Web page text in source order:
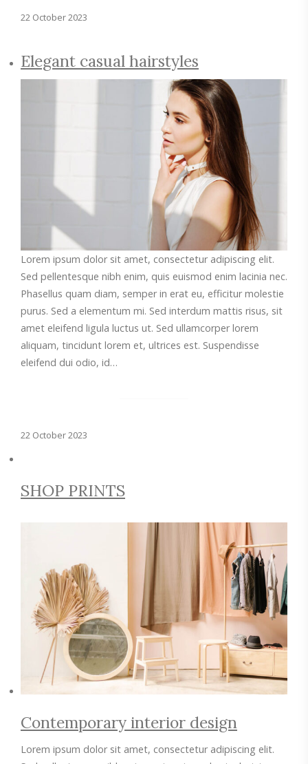
22 October 2023
Elegant casual hairstyles
Lorem ipsum dolor sit amet, consectetur adipiscing elit.
Sed pellentesque nibh enim, quis euismod enim lacinia nec.
Phasellus quam diam, semper in erat eu, efficitur molestie
purus. Sed a elementum mi. Sed interdum mattis risus, sit
amet eleifend ligula luctus ut. Sed ullamcorper lorem
aliquam, tincidunt lorem et, ultrices est. Suspendisse
eleifend dui odio, id…
22 October 2023
SHOP PRINTS
Contemporary interior design
Lorem ipsum dolor sit amet, consectetur adipiscing elit.